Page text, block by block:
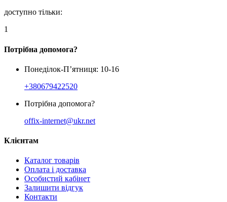
доступно тільки:
1
Потрібна допомога?
Понеділок-П’ятниця: 10-16
+380679422520
Потрібна допомога?
offix-internet@ukr.net
Клієнтам
Каталог товарів
Оплата і доставка
Особистий кабінет
Залишити відгук
Контакти